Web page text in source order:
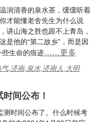
润清香的泉水茶，缓缓听着
才能懂老舍先生为什么说
山海之胜也跟不上青岛，
是他的“第二故乡”，而是因
些生命的痕迹……更多
,济南,泉水,济南人,大明
间公布！
时间公布了。什么时候考